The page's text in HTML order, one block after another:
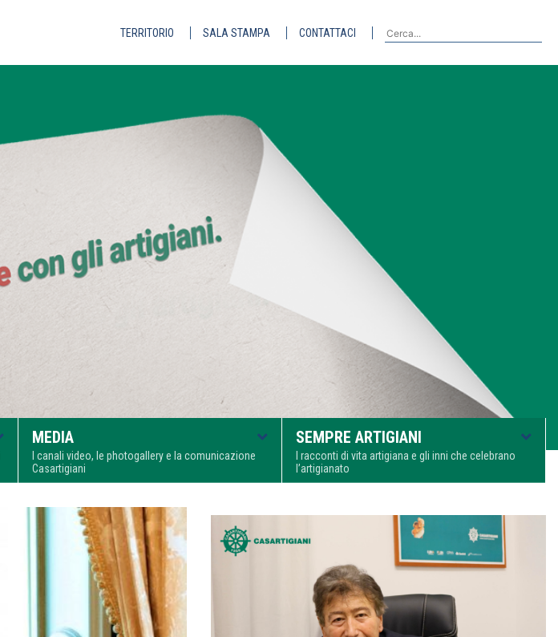
TERRITORIO SALA STAMPA CONTATTACI
MEDIA
I canali video, le photogallery e la comunicazione
Casartigiani
SEMPRE ARTIGIANI
I racconti di vita artigiana e gli inni che celebrano
l’artigianato